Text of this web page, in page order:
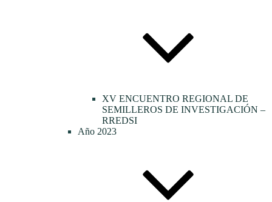
XV ENCUENTRO REGIONAL DE
SEMILLEROS DE INVESTIGACIÓN –
RREDSI
Año 2023